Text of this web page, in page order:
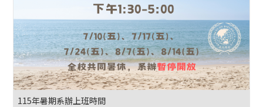
115年暑期系辦上班時間